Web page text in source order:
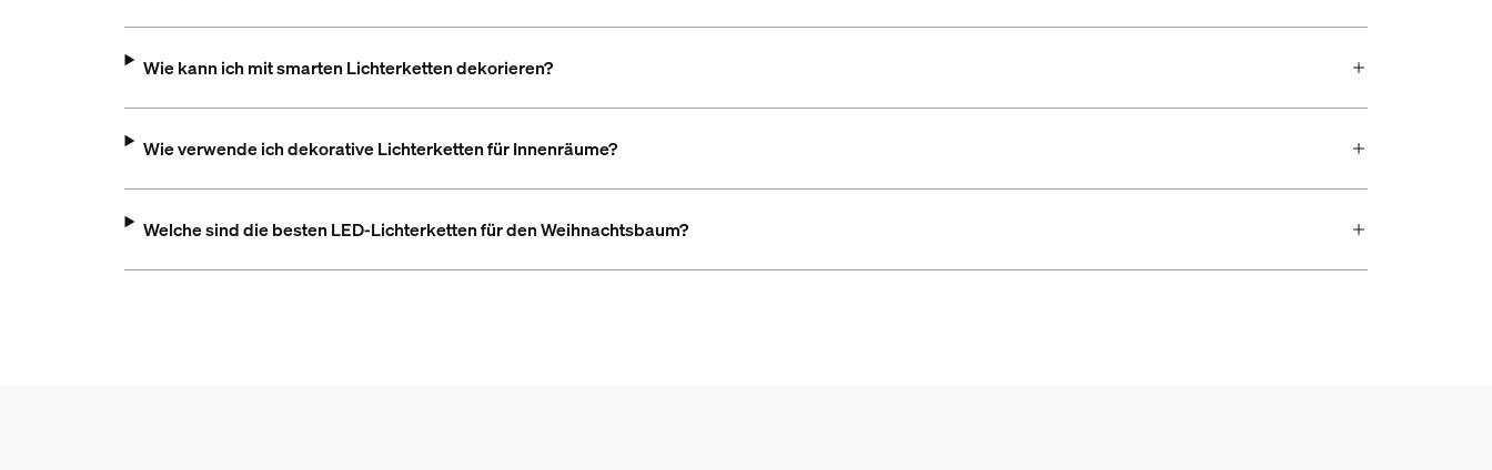
Wie kann ich mit smarten Lichterketten dekorieren?
Wie verwende ich dekorative Lichterketten für Innenräume?
Welche sind die besten LED-Lichterketten für den Weihnachtsbaum?